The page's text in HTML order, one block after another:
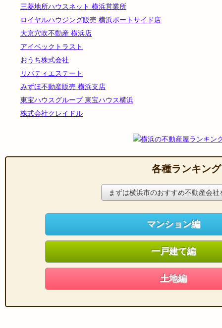
三菱地所ハウスネット 横浜営業所
ロイヤルハウジング販売 横浜ポートサイド店
大京穴吹不動産 横浜店
アイベックトラスト
おうち株式会社
リバティエステート
みずほ不動産販売 横浜支店
東宝ハウスグループ 東宝ハウス横浜
株式会社クレイドル
各種ランキング
まずは横浜市のおすすめ不動産会社
マンション編
一戸建て編
土地編